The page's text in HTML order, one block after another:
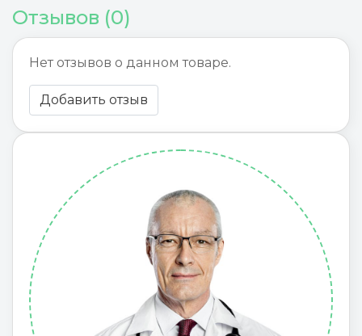
Отзывов (0)
Нет отзывов о данном товаре.
Добавить отзыв